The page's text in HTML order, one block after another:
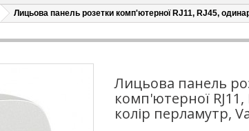
LEGRAND
LEZARD
Lezard Deriy
Лицьова панель розетки комп'ютерної RJ11, RJ45,
Лицьова панель
комп'ютерної RJ11,
колір перламутр,